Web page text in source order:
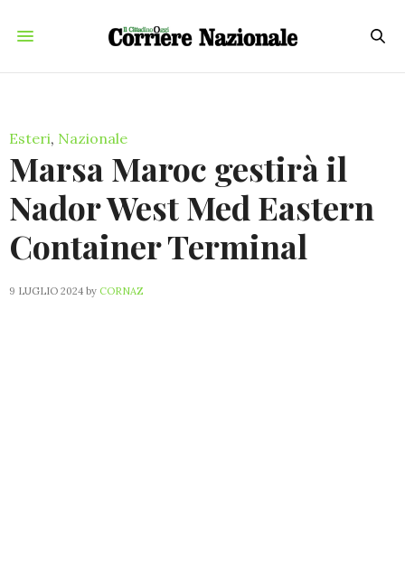
Esteri, Nazionale
Marsa Maroc gestirà il
Nador West Med Eastern
Container Terminal
9 LUGLIO 2024 by CORNAZ